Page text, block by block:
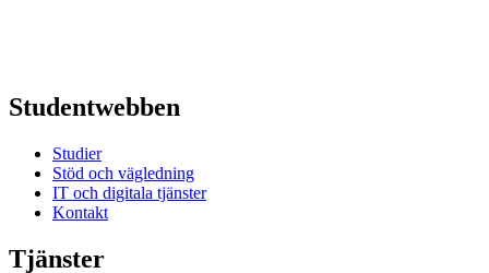
Studentwebben
Studier
Stöd och vägledning
IT och digitala tjänster
Kontakt
Tjänster